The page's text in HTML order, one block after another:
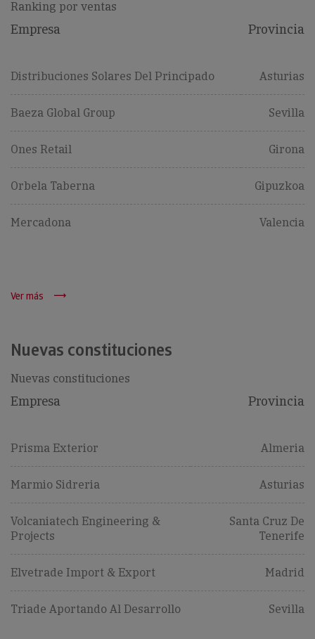
Ranking por ventas
Empresa Provincia
Distribuciones Solares Del Principado Asturias
Baeza Global Group Sevilla
Ones Retail Girona
Orbela Taberna Gipuzkoa
Mercadona Valencia
Ver más
Nuevas constituciones
Nuevas constituciones
Empresa Provincia
Prisma Exterior Almeria
Marmio Sidreria Asturias
Volcaniatech Engineering &
Projects
Santa Cruz De
Tenerife
Elvetrade Import & Export Madrid
Triade Aportando Al Desarrollo Sevilla